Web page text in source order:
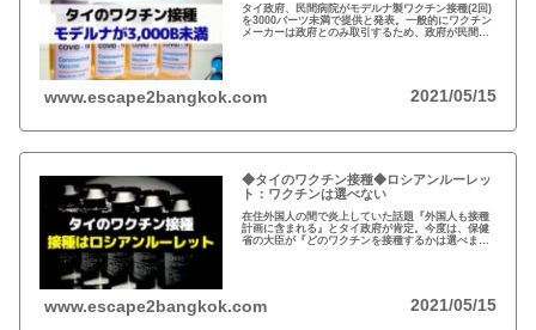
タイ政府、民間病院がモデルナ製ワクチン接種(2回)
を3000バーツ未満で提供と発表。一般的にワクチン
メーカーは政府とのみ取引するため、政府が民間の
www.escape2bangkok.com 2021/05/15
◆タイのワクチン接種◆ロシアンルーレッ
ト：ワクチンは選べない
在住外国人の間で炎上していた話題『外国人も接種
計画に含まれる』とタイ政府が肯定。今度は、保健
省の大臣が『どのワクチンを接種するかは選べませ
www.escape2bangkok.com 2021/05/15